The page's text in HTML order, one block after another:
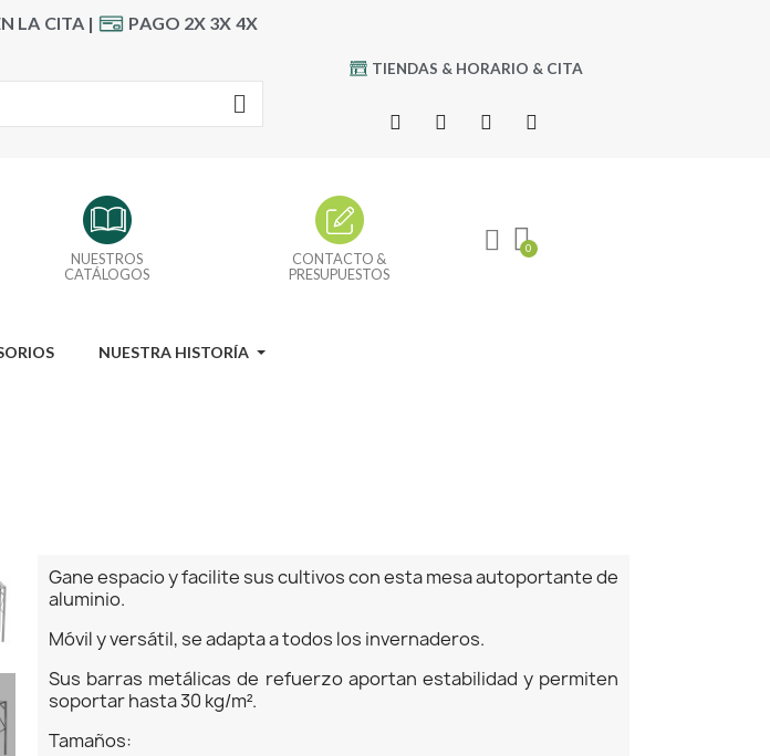
LA CITA | PAGO 2X 3X 4X
TIENDAS & HORARIO & CITA
NUESTROS
CATÁLOGOS
CONTACTO &
PRESUPUESTOS
NUESTRA HISTORÍA
Gane espacio y facilite sus cultivos con esta mesa autoportante de
aluminio.
Móvil y versátil, se adapta a todos los invernaderos.
Sus barras metálicas de refuerzo aportan estabilidad y permiten
soportar hasta 30 kg/m².
Tamaños: